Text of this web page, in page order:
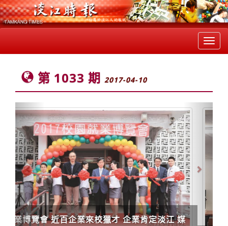
第 1033 期 2017-04-10
Previous Next